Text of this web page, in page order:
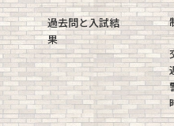
過去問と入試結
果